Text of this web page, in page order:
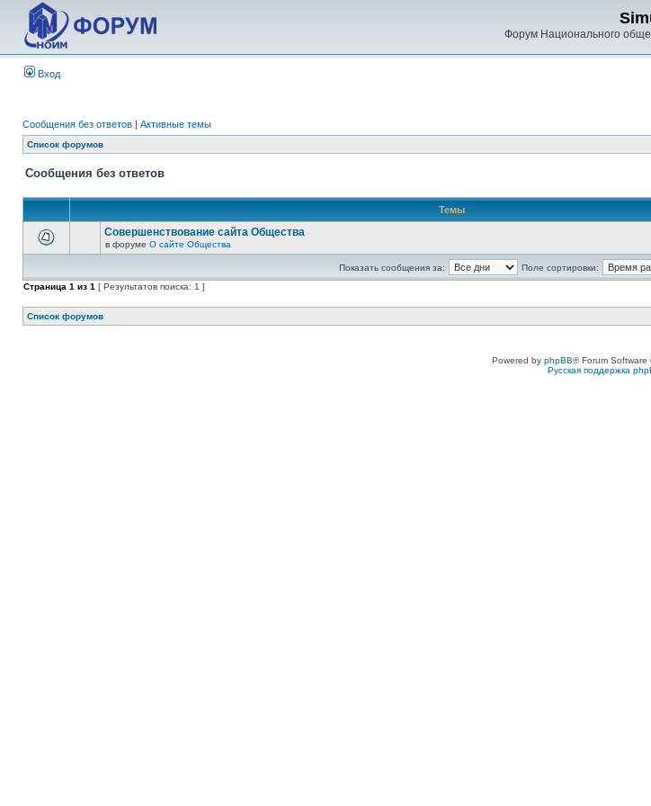
Форум Национального
Вход
Сообщения без ответов | Активные темы
Список форумов
Сообщения без ответов
Темы
Совершенствование сайта Общества
в форуме О сайте Общества
Показать сообщения за:
Поле сортировки:
Страница 1 из 1 [ Результатов поиска: 1 ]
Список форумов
Powered by phpBB® Forum Software
Русская поддержка